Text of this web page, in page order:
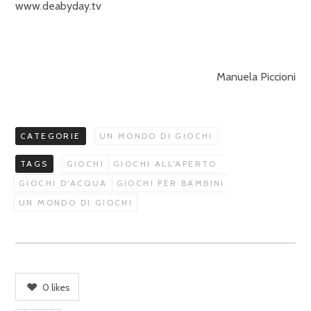
www.deabyday.tv
Manuela Piccioni
CATEGORIE UN MONDO DI GIOCHI
TAGS GIOCHI
GIOCHI ALL'APERTO
GIOCHI D'ACQUA
GIOCHI PER BAMBINI
UN MONDO DI GIOCHI
0 likes